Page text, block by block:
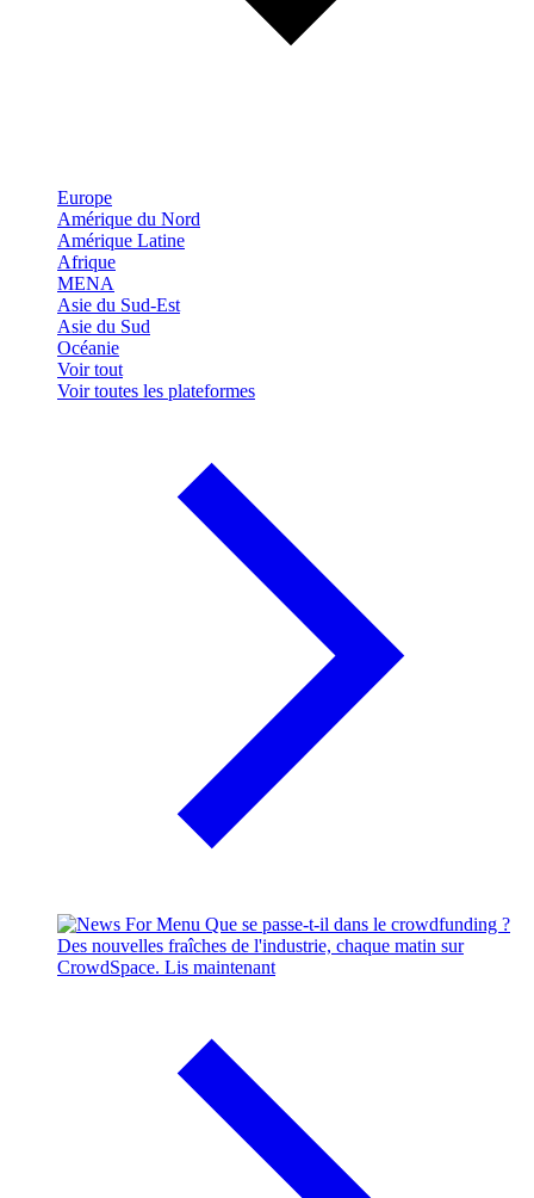
Europe
Amérique du Nord
Amérique Latine
Afrique
MENA
Asie du Sud-Est
Asie du Sud
Océanie
Voir tout
Voir toutes les plateformes
Que se passe-t-il dans le crowdfunding ?
Des nouvelles fraîches de l'industrie, chaque matin sur
CrowdSpace. Lis maintenant